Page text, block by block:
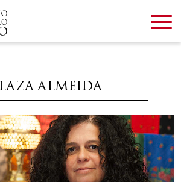
ALMEIDA